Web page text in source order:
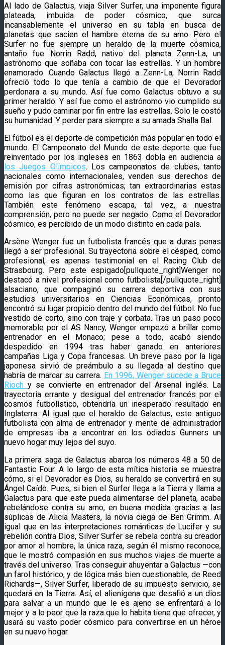
Al lado de Galactus, viaja Silver Surfer, una imponente figura
plateada, imbuida de poder cósmico, que surca
incansablemente el universo en su tabla en busca de
planetas que sacien el hambre eterna de su amo. Pero el
Surfer no fue siempre un heraldo de la muerte cósmica,
antaño fue Norrin Radd, nativo del planeta Zenn-La, un
astrónomo que soñaba con tocar las estrellas. Y un hombre
enamorado. Cuando Galactus llegó a Zenn-La, Norrin Radd
ofreció todo lo que tenía a cambio de que el Devorador
perdonara a su mundo. Así fue como Galactus obtuvo a su
primer heraldo. Y así fue como el astrónomo vio cumplido su
sueño y pudo caminar por fin entre las estrellas. Solo le costó
su humanidad. Y perder para siempre a su amada Shalla Bal.
El fútbol es el deporte de competición más popular en todo el
mundo. El Campeonato del Mundo de este deporte que fue
reinventado por los ingleses en 1863 dobla en audiencia a
los Juegos Olímpicos. Los campeonatos de clubes, tanto
nacionales como internacionales, venden sus derechos de
emisión por cifras astronómicas; tan extraordinarias estas
como las que figuran en los contratos de las estrellas.
También este fenómeno escapa, tal vez, a nuestra
comprensión, pero no puede ser negado. Como el Devorador
cósmico, es percibido de un modo distinto en cada país.
Arsène Wenger fue un futbolista francés que a duras penas
llegó a ser profesional. Su trayectoria sobre el césped, como
profesional, es apenas testimonial en el Racing Club de
Strasbourg. Pero este espigado[pullquote_right]Wenger no
destacó a nivel profesional como futbolista[/pullquote_right]
alsaciano, que compaginó su carrera deportiva con sus
estudios universitarios en Ciencias Económicas, pronto
encontró su lugar propicio dentro del mundo del fútbol. No fue
vestido de corto, sino con traje y corbata. Tras un paso poco
memorable por el AS Nancy, Wenger empezó a brillar como
entrenador en el Monaco; pese a todo, acabó siendo
despedido en 1994 tras haber ganado en anteriores
campañas Liga y Copa francesas. Un breve paso por la liga
japonesa sirvió de preámbulo a su llegada al destino que
habría de marcar su carrera. En 1996, Wenger sucede a Bruce
Rioch y se convierte en entrenador del Arsenal inglés. La
trayectoria errante y desigual del entrenador francés por el
cosmos futbolístico, obtendría un inesperado resultado en
Inglaterra. Al igual que el heraldo de Galactus, este antiguo
futbolista con alma de entrenador y mente de administrador
de empresas iba a encontrar en los odiados Gunners un
nuevo hogar muy lejos del suyo.
La primera saga de Galactus abarca los números 48 a 50 de
Fantastic Four. A lo largo de esta mítica historia se muestra
cómo, si el Devorador es Dios, su heraldo se convertirá en su
Ángel Caído. Pues, si bien el Surfer llega a la Tierra y llama a
Galactus para que este pueda alimentarse del planeta, acaba
rebelándose contra su amo, en buena medida gracias a las
súplicas de Alicia Masters, la novia ciega de Ben Grimm. Al
igual que en las interpretaciones románticas de Lucifer y su
rebelión contra Dios, Silver Surfer se rebela contra su creador
por amor al hombre, la única raza, según él mismo reconoce,
que le mostró compasión en sus muchos viajes de muerte a
través del universo. Tras conseguir ahuyentar a Galactus —con
un farol histórico, y de lógica más bien cuestionable, de Reed
Richards—, Silver Surfer, liberado de su impuesto servicio, se
quedará en la Tierra. Así, el alienígena que desafió a un dios
para salvar a un mundo que le es ajeno se enfrentará a lo
mejor y a lo peor que la raza que lo habita tiene que ofrecer, y
usará su vasto poder cósmico para convertirse en un héroe
en su nuevo hogar.